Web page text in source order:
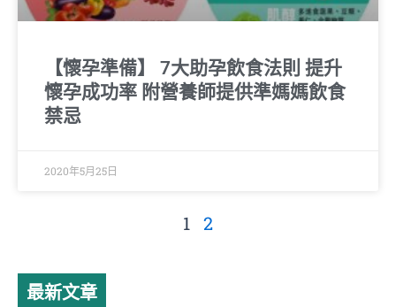
【懷孕準備】 7大助孕飲食法則 提升
懷孕成功率 附營養師提供準媽媽飲食
禁忌
2020年5月25日
1 2
最新文章